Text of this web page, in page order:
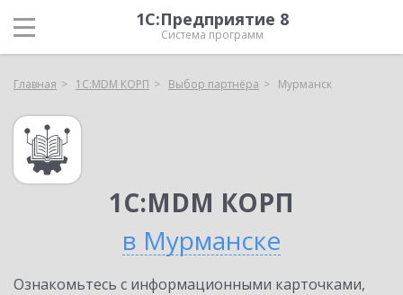
1С:Предприятие 8
Система программ
Главная 1С:MDM КОРП Выбор партнёра Мурманск
1С:MDM КОРП
в Мурманске
Ознакомьтесь с информационными карточками,